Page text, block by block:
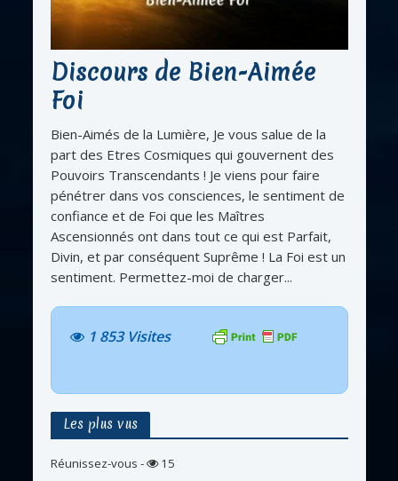
Discours de Bien-Aimée
Foi
Bien-Aimés de la Lumière, Je vous salue de la
part des Etres Cosmiques qui gouvernent des
Pouvoirs Transcendants ! Je viens pour faire
pénétrer dans vos consciences, le sentiment de
confiance et de Foi que les Maîtres
Ascensionnés ont dans tout ce qui est Parfait,
Divin, et par conséquent Suprême ! La Foi est un
sentiment. Permettez-moi de charger...
1 853 Visites
Les plus vus
Réunissez-vous -
15